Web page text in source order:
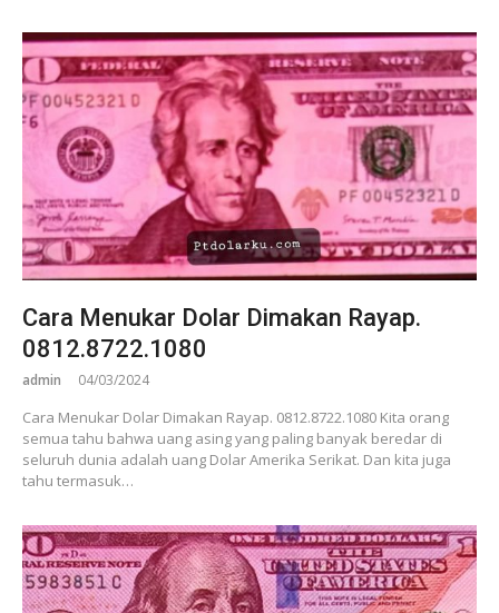
Cara Menukar Dolar Dimakan Rayap.
0812.8722.1080
admin 04/03/2024
Cara Menukar Dolar Dimakan Rayap. 0812.8722.1080 Kita orang
semua tahu bahwa uang asing yang paling banyak beredar di
seluruh dunia adalah uang Dolar Amerika Serikat. Dan kita juga
tahu termasuk…